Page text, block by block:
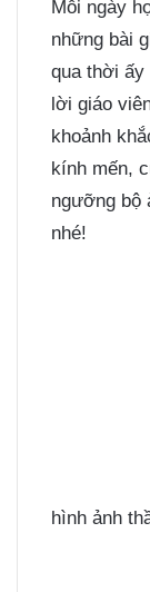
Mỗi ngày
những bài
qua thời
lời giáo
khoảnh
kính mến,
ngưỡng bộ
nhé!
hình ảnh